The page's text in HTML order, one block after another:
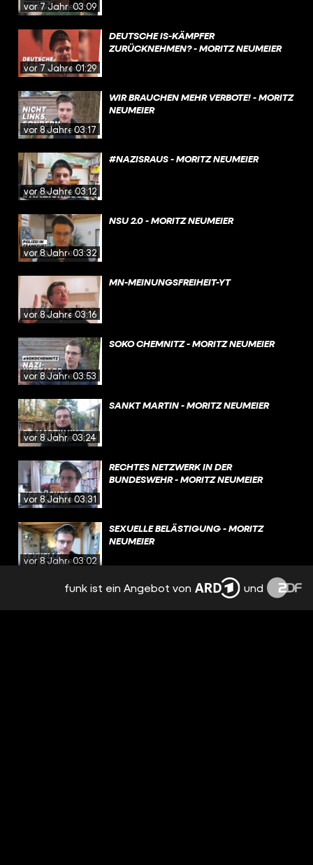
vor 7 Jahren03:09
vor 7 Jahren01:29
DEUTSCHE IS-KÄMPFER
ZURÜCKNEHMEN? - MORITZ NEUMEIER
vor 8 Jahren03:17
WIR BRAUCHEN MEHR VERBOTE! - MORITZ
NEUMEIER
vor 8 Jahren03:12
#NAZISRAUS - MORITZ NEUMEIER
vor 8 Jahren03:32
NSU 2.0 - MORITZ NEUMEIER
vor 8 Jahren03:16
MN-MEINUNGSFREIHEIT-YT
vor 8 Jahren03:53
SOKO CHEMNITZ - MORITZ NEUMEIER
vor 8 Jahren03:24
SANKT MARTIN - MORITZ NEUMEIER
vor 8 Jahren03:31
RECHTES NETZWERK IN DER
BUNDESWEHR - MORITZ NEUMEIER
vor 8 Jahren03:02
SEXUELLE BELÄSTIGUNG - MORITZ
NEUMEIER
UNGERECHTIGKEIT IST VERERBBAR -
funk ist ein Angebot von und